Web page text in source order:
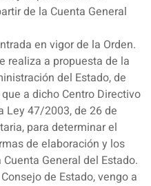
de la Cuenta General
en vigor de la Orden.
realiza a propuesta de la
del Estado, de
a dicho Centro Directivo
Ley 47/2003, de 26 de
para determinar el
de elaboración y los
General del Estado.
de Estado, vengo a